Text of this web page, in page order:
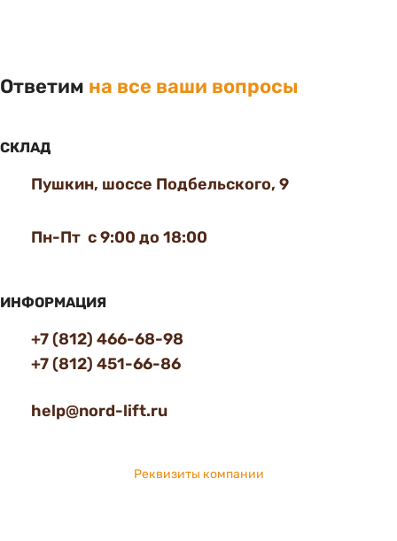
Ответим на все ваши вопросы
СКЛАД
Пушкин, шоссе Подбельского, 9
Пн-Пт с 9:00 до 18:00
ИНФОРМАЦИЯ
+7 (812) 466-68-98
+7 (812) 451-66-86
help@nord-lift.ru
Реквизиты компании